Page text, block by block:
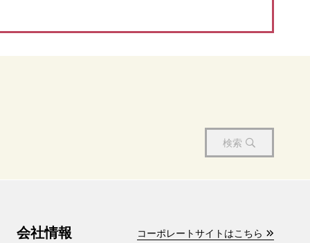
検索
会社情報 コーポレートサイトはこちら